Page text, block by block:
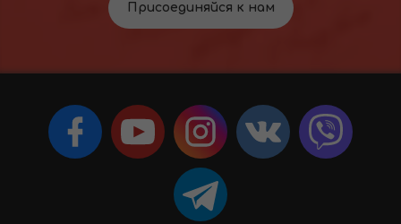
Присоединяйся к нам